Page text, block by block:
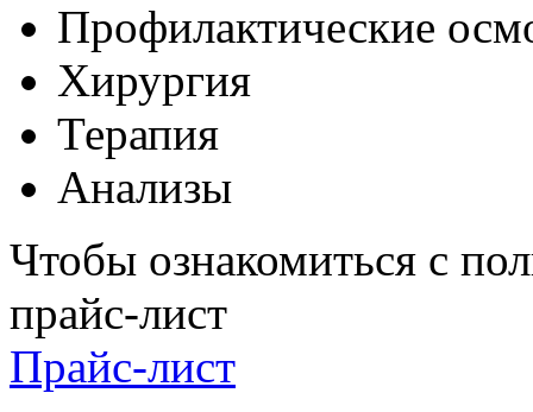
Профилактические
Хирургия
Терапия
Анализы
Чтобы ознакомиться с
прайс-лист
Прайс-лист